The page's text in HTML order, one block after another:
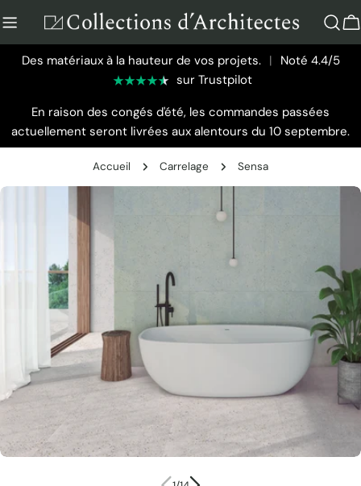
au
contenu
Des matériaux à la hauteur de vos projets. | Noté 4.4/5
sur Trustpilot
En raison des congés d'été, les commandes passées
actuellement seront livrées aux alentours du 10 septembre.
Accueil Carrelage Sensa
Passer
le média 0 en mode modal